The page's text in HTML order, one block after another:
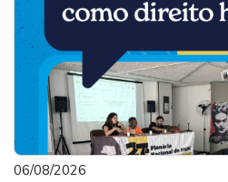
06/08/2026